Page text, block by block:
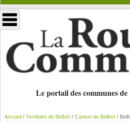
Le portail des communes
Accueil/ Territoire de Belfort/ Canton de Belfort/